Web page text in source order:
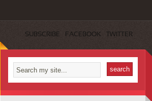
SUBSCRIBE FACEBOOK TWITTER